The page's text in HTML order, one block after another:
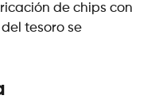
de chips con
tesoro se